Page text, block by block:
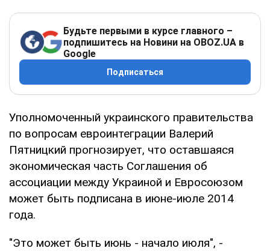
Будьте первыми в курсе главного –
подпишитесь на Новини на OBOZ.UA в
Google
Подписаться
Уполномоченный украинского правительства
по вопросам евроинтеграции Валерий
Пятницкий прогнозирует, что оставшаяся
экономическая часть Соглашения об
ассоциации между Украиной и Евросоюзом
может быть подписана в июне-июле 2014
года.
"Это может быть июнь - начало июля", -